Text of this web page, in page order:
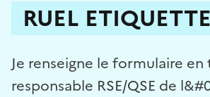
RUEL
Je renseigne le formulaire
responsable RSE/QSE de